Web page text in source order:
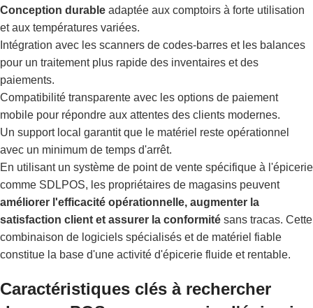
Conception durable adaptée aux comptoirs à forte utilisation
et aux températures variées.
Intégration avec les scanners de codes-barres et les balances
pour un traitement plus rapide des inventaires et des
paiements.
Compatibilité transparente avec les options de paiement
mobile pour répondre aux attentes des clients modernes.
Un support local garantit que le matériel reste opérationnel
avec un minimum de temps d'arrêt.
En utilisant un système de point de vente spécifique à l'épicerie
comme SDLPOS, les propriétaires de magasins peuvent
améliorer l'efficacité opérationnelle, augmenter la
satisfaction client et assurer la conformité sans tracas. Cette
combinaison de logiciels spécialisés et de matériel fiable
constitue la base d'une activité d'épicerie fluide et rentable.
Caractéristiques clés à rechercher